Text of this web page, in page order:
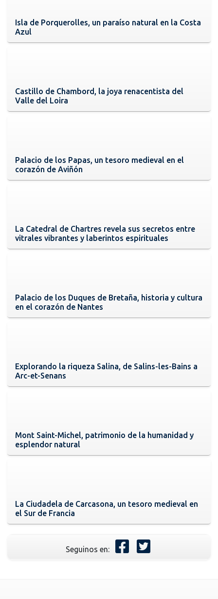
Isla de Porquerolles, un paraíso natural en la Costa
Azul
Castillo de Chambord, la joya renacentista del
Valle del Loira
Palacio de los Papas, un tesoro medieval en el
corazón de Aviñón
La Catedral de Chartres revela sus secretos entre
vitrales vibrantes y laberintos espirituales
Palacio de los Duques de Bretaña, historia y cultura
en el corazón de Nantes
Explorando la riqueza Salina, de Salins-les-Bains a
Arc-et-Senans
Mont Saint-Michel, patrimonio de la humanidad y
esplendor natural
La Ciudadela de Carcasona, un tesoro medieval en
el Sur de Francia
Seguinos en: